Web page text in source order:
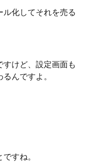
化してそれを売る
けど、設定画面も
んですよ。
すね。